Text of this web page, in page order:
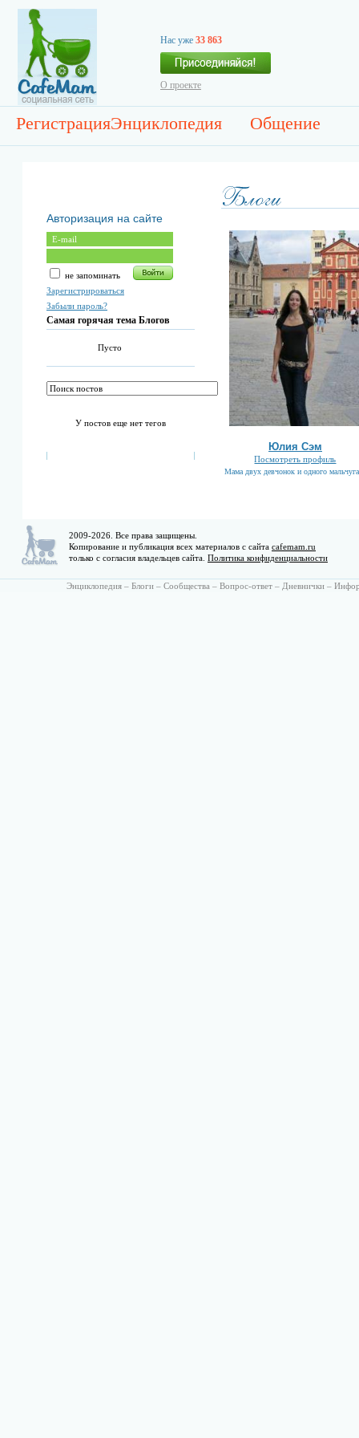
Нас уже 33 863
О проекте
РегистрацияЭнциклопедия Общение
Авторизация на сайте
не запоминать
Зарегистрироваться
Забыли пароль?
Самая горячая тема Блогов
Пусто
У постов еще нет тегов
Юлия Сэм
Посмотреть профиль
Мама двух девчонок и одного
2009-2026. Все права защищены.
Копирование и публикация всех материалов с сайта cafemam.ru
только с согласия владельцев сайта. Политика конфиденциальности
Энциклопедия – Блоги – Сообщества – Вопрос-ответ – Дневнички –